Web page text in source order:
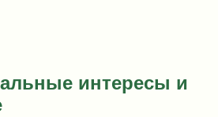
интересы и